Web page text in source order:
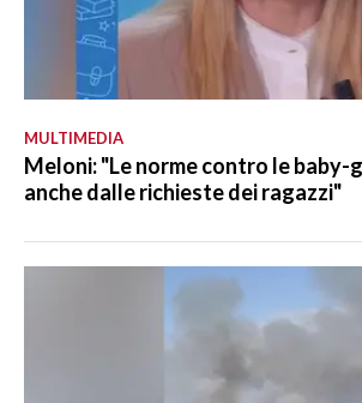
MULTIMEDIA
Meloni: "Le norme contro le baby-
anche dalle richieste dei ragazzi"